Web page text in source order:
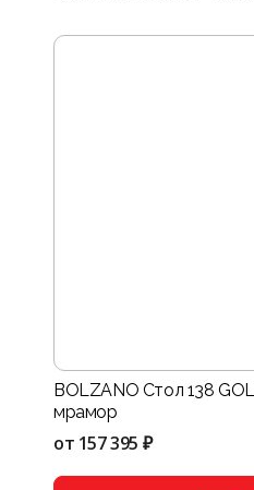
BOLZANO Стол 138
мрамор
от 157 395 ₽